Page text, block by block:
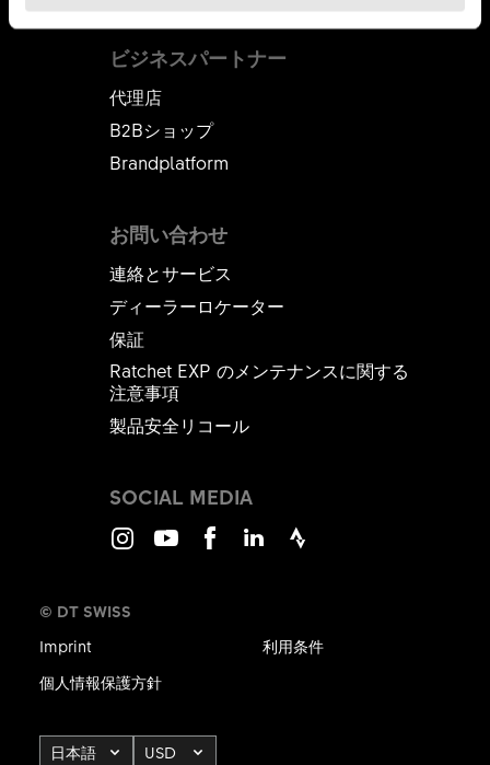
お問い合わせ
連絡とサービス
ディーラーロケーター
保証
Ratchet EXP のメンテナンスに関する
注意事項
製品安全リコール
ビジネスパートナー
代理店
B2Bショップ
Brandplatform
SOCIAL MEDIA
© DT SWISS
Imprint
個人情報保護方針
利用条件
日本語 USD